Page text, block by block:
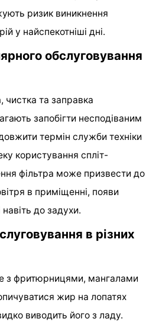
ризик виникнення
у найспекотніші дні.
обслуговування
чистка та заправка
запобігти несподіваним
термін служби техніки
користування спліт-
фільтра може призвести до
в приміщенні, появи
до задухи.
в різних
з фритюрницями, мангалами
жир на лопатях
виводить його з ладу.